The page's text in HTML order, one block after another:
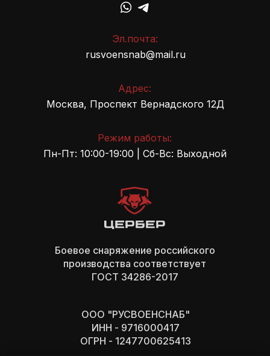
Эл.почта:
Боевое снаряжение российского
производства cоответствует
ГОСТ 34286-2017
ООО "РУСВОЕНСНАБ"
ИНН - 9716000417
ОГРН - 1247700625413
Адрес:
Режим работы:
rusvoensnab@mail.ru
Москва, Проспект Вернадского 12Д
Пн-Пт: 10:00-19:00 | Сб-Вс: Выходной